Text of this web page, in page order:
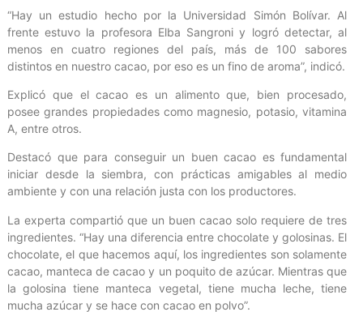
“Hay un estudio hecho por la Universidad Simón Bolívar. Al
frente estuvo la profesora Elba Sangroni y logró detectar, al
menos en cuatro regiones del país, más de 100 sabores
distintos en nuestro cacao, por eso es un fino de aroma”, indicó.
Explicó que el cacao es un alimento que, bien procesado,
posee grandes propiedades como magnesio, potasio, vitamina
A, entre otros.
Destacó que para conseguir un buen cacao es fundamental
iniciar desde la siembra, con prácticas amigables al medio
ambiente y con una relación justa con los productores.
La experta compartió que un buen cacao solo requiere de tres
ingredientes. “Hay una diferencia entre chocolate y golosinas. El
chocolate, el que hacemos aquí, los ingredientes son solamente
cacao, manteca de cacao y un poquito de azúcar. Mientras que
la golosina tiene manteca vegetal, tiene mucha leche, tiene
mucha azúcar y se hace con cacao en polvo”.